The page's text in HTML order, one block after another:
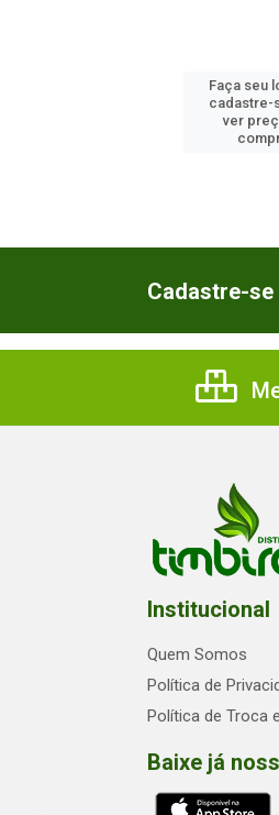
Faça seu
cadastre-
ver
Cadastre-
Institucional
Quem Somos
Política de
Política de Troca
Baixe já